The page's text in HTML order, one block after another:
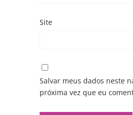
Site
Salvar meus dados neste
próxima vez que eu